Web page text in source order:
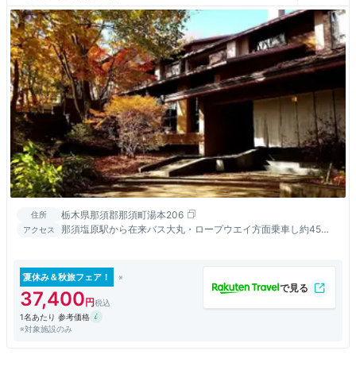
住所 栃木県那須郡那須町湯本206
アクセス
那須塩原駅から在来バス大丸・ロープウエイ方面乗車し約45
夏休み＆秋旅フェア！
37,400
1名あたり 参考価格
※対象施設のみ